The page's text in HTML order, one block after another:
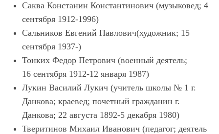
Саква Констанин Константинович (музыковед; 4
сентября 1912-1996)
Сальников Евгений Павлович(художник; 15
сентября 1937-)
Тонких Федор Петрович (военный деятель;
16 сентября 1912-12 января 1987)
Лукин Василий Лукич (учитель школы № 1 г.
Данкова; краевед; почетный гражданин г.
Данкова; 22 августа 1892-5 декабря 1980)
Тверитинов Михаил Иванович (педагог; деятель